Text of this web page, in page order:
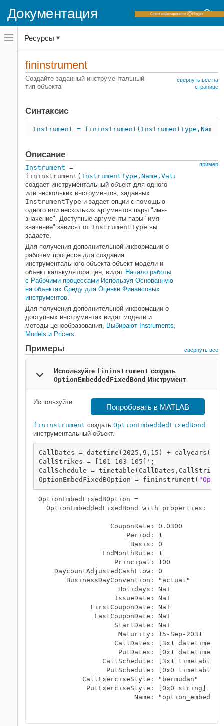
Документация
Переключатель
навигационного
меню
переключатель
навигационного
Financial Instruments Toolbox
Ценовые инструменты процентной
Financial Instruments Toolbox
Ценовая акция, FX, товар или
энергетические инструменты
fininstrument
НА ЭТОЙ СТРАНИЦЕ
Синтаксис
Описание
Примеры
Входные параметры
Выходные аргументы
Смотрите также
Ресурсы
fininstrument
Создайте заданный инструментальный
тип объекта
свернуть все на
странице
Синтаксис
Instrument =
Описание
пример
Instrument =
fininstrument( InstrumentType , Name,Value
создает инструментальный объект для одного
или нескольких инструментов, заданных
InstrumentType и задает опции с помощью
одного или нескольких аргументов пары "имя-
значение". Доступные аргументы пары "имя-
значение" зависят от InstrumentType вы
задаете.
Для получения дополнительной информации о
рабочем процессе для создания
инструментального объекта объект модели и
объект калькулятора цен, видят Начало работы
с Рабочими процессами Используя Основанную
на объектах Среду для Оценки Финансовых
инструментов.
Для получения дополнительной информации о
доступных инструментах видят модели и
методы ценообразования, Выбирают Instruments,
Models и Pricers.
Примеры свернуть все
Используйте fininstrument создать
OptionEmbeddedFixedBond Инструмент
Попробовать в MATLAB
Используйте
fininstrument создать OptionEmbeddedFixedBond
инструментальный объект.
CallDates = datetime(2025,9,15) +
CallStrikes = [101 103 105]';
CallSchedule =
OptionEmbedFixedBOption = fininstrument(
OptionEmbedFixedBOption =
  OptionEmbeddedFixedBond with properties:
                  CouponRate: 0.0300
                      Period: 1
                       Basis: 0
                EndMonthRule: 1
                   Principal: 100
    DaycountAdjustedCashFlow: 0
       BusinessDayConvention: "actual"
                    Holidays: NaT
                   IssueDate: NaT
             FirstCouponDate: NaT
              LastCouponDate: NaT
                   StartDate: NaT
                    Maturity: 15-Sep-2031
                   CallDates: [3x1 datetime]
                    PutDates: [0x1 datetime]
                CallSchedule: [3x1 timetable]
                 PutSchedule: [0x0 timetable]
           CallExerciseStyle: "bermudan"
            PutExerciseStyle: [0x0 string]
Name: